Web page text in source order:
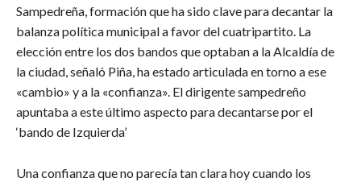
Sampedreña, formación que ha sido clave para decantar la
balanza política municipal a favor del cuatripartito. La
elección entre los dos bandos que optaban a la Alcaldía de
la ciudad, señaló Piña, ha estado articulada en torno a ese
«cambio» y a la «confianza». El dirigente sampedreño
apuntaba a este último aspecto para decantarse por el
‘bando de Izquierda’
Una confianza que no parecía tan clara hoy cuando los